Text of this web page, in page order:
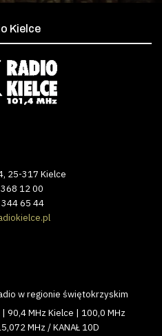
Kielce
25-317 Kielce
12 00
65 44
w regionie świętokrzyskim
90,4 MHz Kielce | 100,0 MHz
MHz / KANAŁ 10D